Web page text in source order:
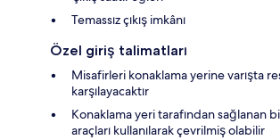
Temassız çıkış imkânı
Özel giriş talimatları
Misafirleri konaklama yerine varışta
karşılayacaktır
Konaklama yeri tarafından sağlanan
araçları kullanılarak çevrilmiş olabilir